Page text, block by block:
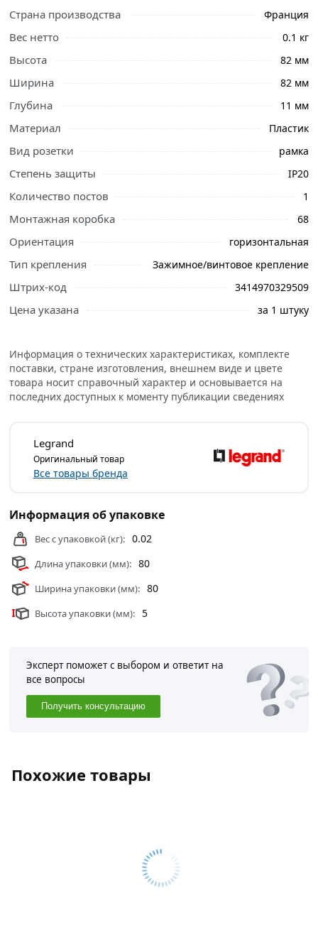
Ознакомьтесь с подробными характеристиками,
описанием и отзывами о товаре, чтобы сделать
правильный выбор и заказать онлайн. Наши
свяжутся с Вами для согласования условий доставки
или самовывоза.
установки электрооборудования, например, розеток,
выключателей и других аксессуаров. Рамка 1 пост
Legrand VALENA, алюминий имеет элегантный
металлический вид, хорошо вписывающийся в
современный или классический стиль. Рамка
изготовлена из термопласта стойкого к
ультрафиолетовым лучам.
VALENA, алюминий из категории
действительны в Москве и области.
Страна производства Франция
Вес нетто 0.1 кг
Высота 82 мм
Ширина 82 мм
Глубина 11 мм
Материал Пластик
Вид розетки рамка
Степень защиты IP20
Количество постов 1
Монтажная коробка 68
Ориентация горизонтальная
Тип крепления Зажимное/винтовое крепление
Штрих-код 3414970329509
Цена указана за 1 штуку
Информация о технических характеристиках, комплекте
поставки, стране изготовления, внешнем виде и цвете
товара носит справочный характер и основывается на
последних доступных к моменту публикации сведениях
Legrand
Оригинальный товар
Все товары бренда
Информация об упаковке
Вес с упаковкой (кг): 0.02
Длина упаковки (мм): 80
Ширина упаковки (мм): 80
Высота упаковки (мм): 5
Эксперт поможет с выбором и ответит на
все вопросы
Получить консультацию
Похожие товары